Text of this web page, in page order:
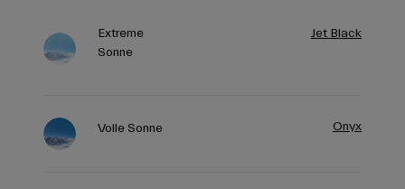
Extreme
Sonne
Jet Black
Volle Sonne Onyx